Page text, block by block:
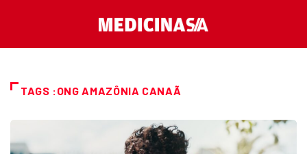
TAGS :ONG AMAZÔNIA CANAÃ